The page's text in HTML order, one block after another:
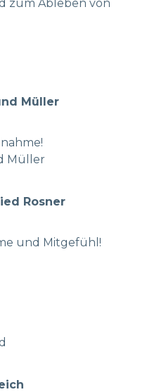
zum Ableben von
Müller
Müller
Rosner
und Mitgefühl!